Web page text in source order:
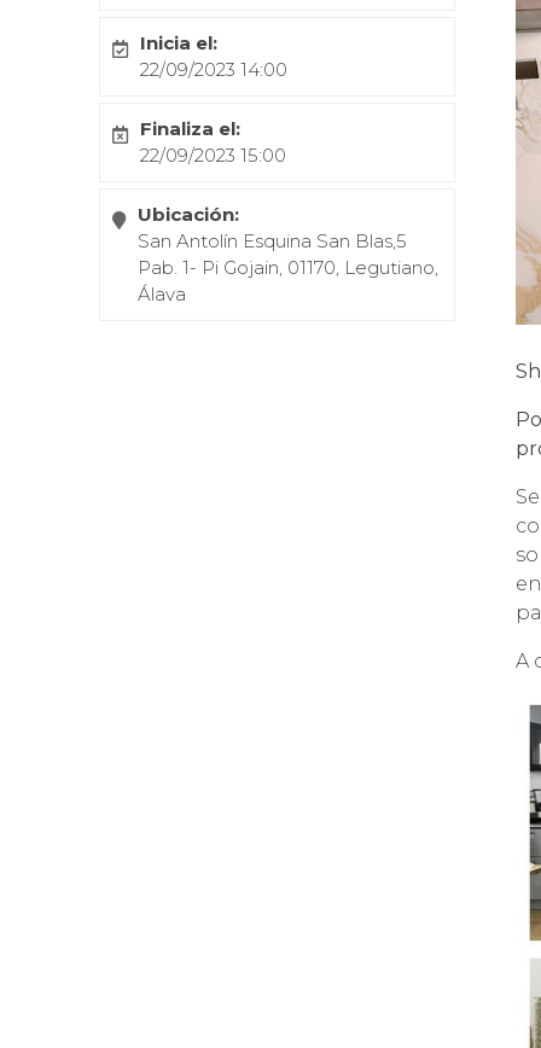
Inicia el:
22/09/2023 14:00
Finaliza el:
22/09/2023 15:00
Ubicación:
San Antolín Esquina San Blas,5
Pab. 1- Pi Gojain, 01170, Legutiano,
Álava
A